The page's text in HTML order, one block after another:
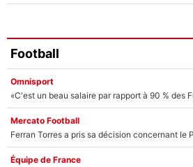
Football
Omnisport
Mercato Football
Équipe de France